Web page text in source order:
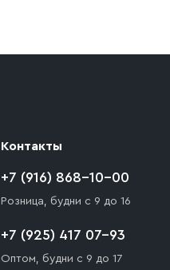
Контакты
+7 (916) 868-10-00
Розница, будни с 9 до 16
+7 (925) 417 07-93
Оптом, будни с 9 до 17